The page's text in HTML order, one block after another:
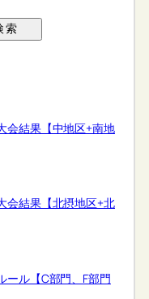
索
会結果【中地区+南地
会結果【北摂地区+北
ール【C部門、F部門